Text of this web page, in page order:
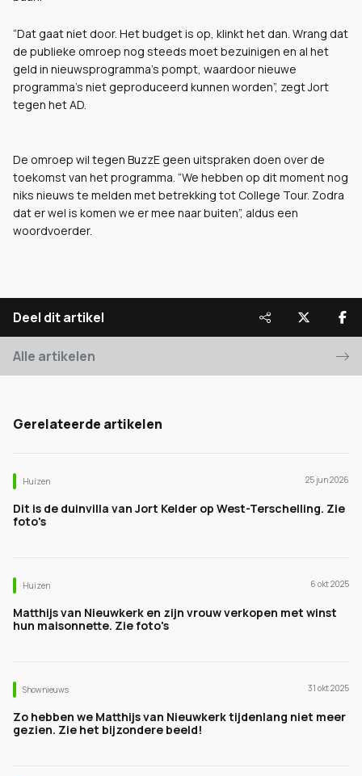
“Dat gaat niet door. Het budget is op, klinkt het dan. Wrang dat
de publieke omroep nog steeds moet bezuinigen en al het
geld in nieuwsprogramma’s pompt, waardoor nieuwe
programma’s niet geproduceerd kunnen worden”, zegt Jort
tegen het AD.
De omroep wil tegen BuzzE geen uitspraken doen over de
toekomst van het programma. “We hebben op dit moment nog
niks nieuws te melden met betrekking tot College Tour. Zodra
dat er wel is komen we er mee naar buiten”, aldus een
woordvoerder.
Deel dit artikel
Alle artikelen
Gerelateerde artikelen
Huizen 25 jun 2026
Dit is de duinvilla van Jort Kelder op West-Terschelling. Zie
foto's
Huizen 6 okt 2025
Matthijs van Nieuwkerk en zijn vrouw verkopen met winst
hun maisonnette. Zie foto's
Shownieuws 31 okt 2025
Zo hebben we Matthijs van Nieuwkerk tijdenlang niet meer
gezien. Zie het bijzondere beeld!